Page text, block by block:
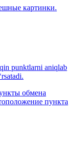
картинки.
punktlarni aniqlab
обмена
пункта